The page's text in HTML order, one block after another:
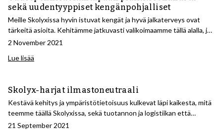
sekä uudentyyppiset kengänpohjalliset
Meille Skolyxissa hyvin istuvat kengät ja hyvä jalkaterveys ovat
tärkeitä asioita. Kehitämme jatkuvasti valikoimaamme tällä alalla, ja
nyt meillä on ilo esitellä uudenlainen pehmeä kantapään pito
suuret tai epämukavat kantapään alueella, sekä joitakin uudenlaisia
2 November 2021
Lue lisää
Skolyx-harjat ilmastoneutraali
Kestävä kehitys ja ympäristötietoisuus kulkevat läpi kaikesta, mitä
teemme täällä Skolyxissa, sekä tuotannon ja logistiikan että
tuotteidemme laadun, kestävyyden ja korjattavuuden osalta. Yksi
21 September 2021